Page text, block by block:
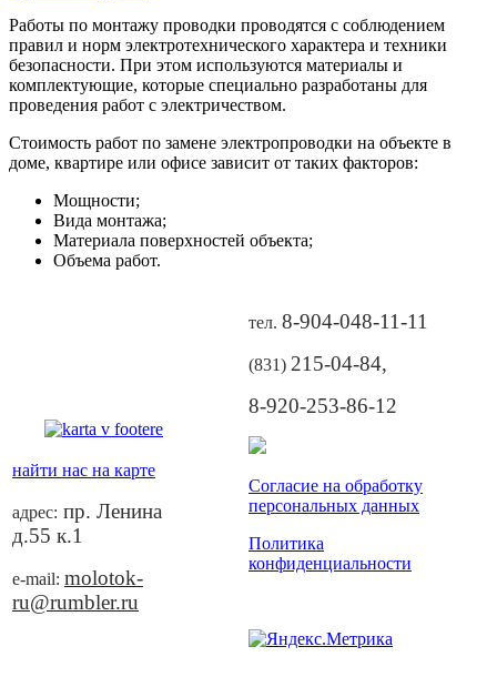
Работы по монтажу проводки проводятся с соблюдением
правил и норм электротехнического характера и техники
безопасности. При этом используются материалы и
комплектующие, которые специально разработаны для
проведения работ с электричеством.
Стоимость работ по замене электропроводки на объекте в
доме, квартире или офисе зависит от таких факторов:
Мощности;
Вида монтажа;
Материала поверхностей объекта;
Объема работ.
найти нас на карте
адрес: пр. Ленина
д.55 к.1
e-mail: molotok-
ru@rumbler.ru
тел. 8-904-048-11-11
(831) 215-04-84,
8-920-253-86-12
Согласие на обработку
персональных данных
Политика
конфиденциальности